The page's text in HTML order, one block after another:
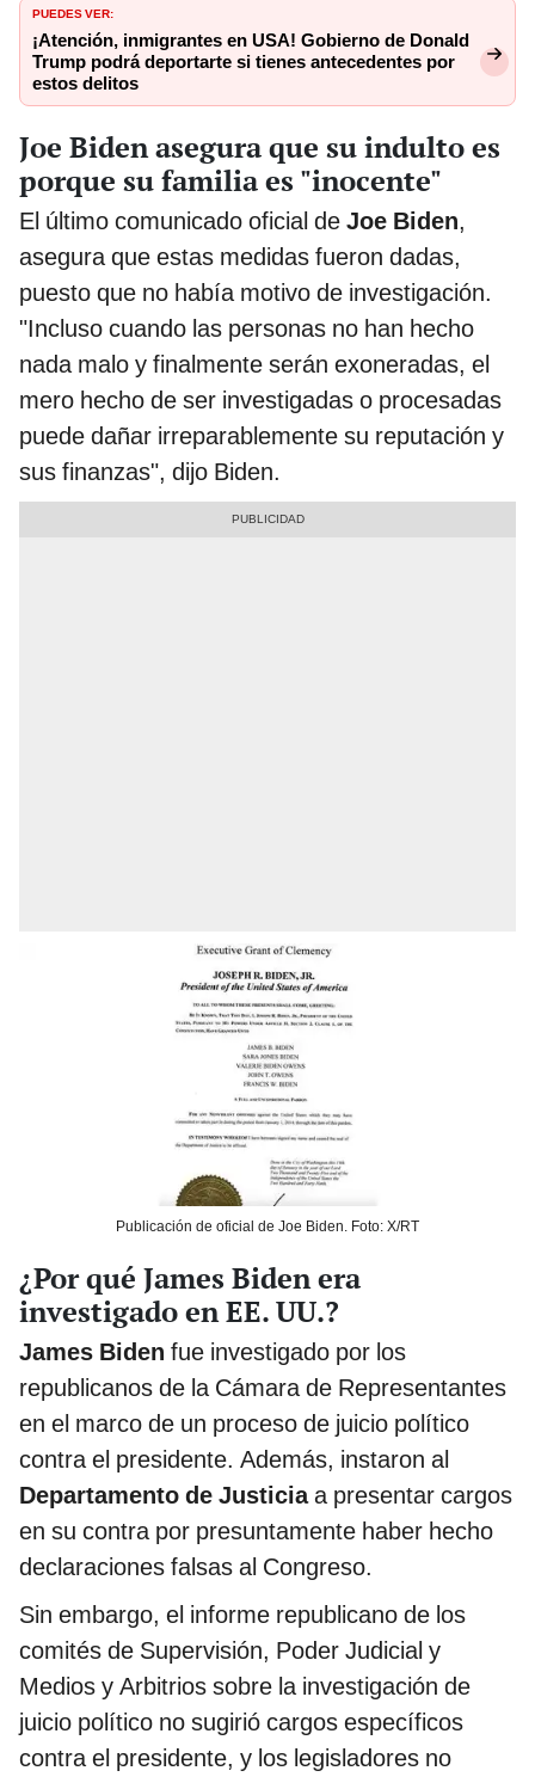
PUEDES VER:
¡Atención, inmigrantes en USA! Gobierno de Donald
Trump podrá deportarte si tienes antecedentes por
estos delitos
Joe Biden asegura que su indulto es
porque su familia es "inocente"
El último comunicado oficial de Joe Biden,
asegura que estas medidas fueron dadas,
puesto que no había motivo de investigación.
"Incluso cuando las personas no han hecho
nada malo y finalmente serán exoneradas, el
mero hecho de ser investigadas o procesadas
puede dañar irreparablemente su reputación y
sus finanzas", dijo Biden.
Publicación de oficial de Joe Biden. Foto: X/RT
¿Por qué James Biden era
investigado en EE. UU.?
James Biden fue investigado por los
republicanos de la Cámara de Representantes
en el marco de un proceso de juicio político
contra el presidente. Además, instaron al
Departamento de Justiciaa presentar cargos
en su contra por presuntamente haber hecho
declaraciones falsas al Congreso.
Sin embargo, el informe republicano de los
comités de Supervisión, Poder Judicial y
Medios y Arbitrios sobre la investigación de
juicio político no sugirió cargos específicos
contra el presidente, y los legisladores no